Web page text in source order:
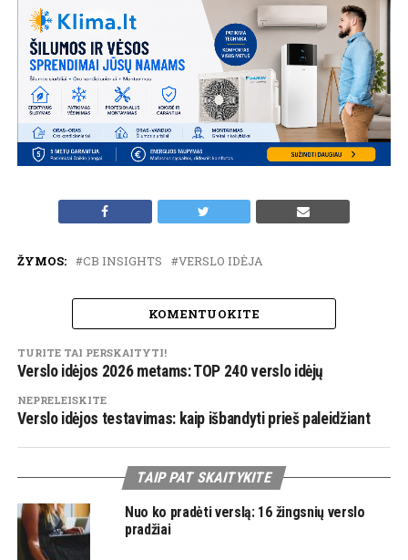
ŽYMOS: CB INSIGHTS VERSLO IDĖJA
KOMENTUOKITE
TURITE TAI PERSKAITYTI!
Verslo idėjos 2026 metams: TOP 240 verslo idėjų
NEPRELEISKITE
Verslo idėjos testavimas: kaip išbandyti prieš paleidžiant
TAIP PAT SKAITYKITE
Nuo ko pradėti verslą: 16 žingsnių verslo
pradžiai